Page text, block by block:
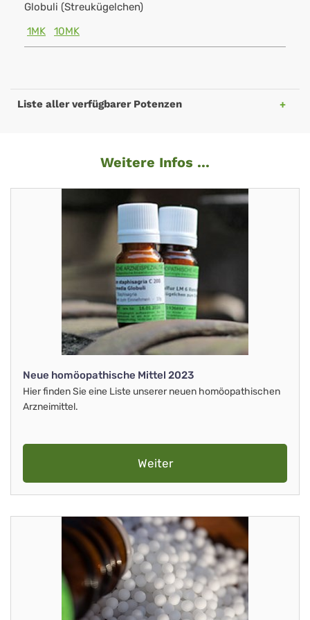
Globuli (Streukügelchen)
1MK
10MK
Liste aller verfügbarer Potenzen
Weitere Infos ...
Neue homöopathische Mittel 2023
Hier finden Sie eine Liste unserer neuen homöopathischen
Arzneimittel.
Weiter